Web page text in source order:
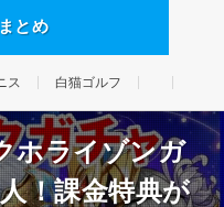
とめ
ス 白猫ゴルフ
ホライゾンガ
！課金特典が